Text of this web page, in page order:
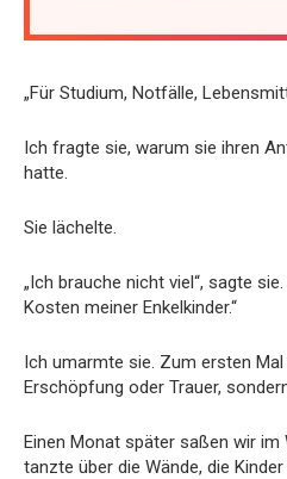
„Für Studium, Notfälle,
Ich fragte sie, warum sie ihren
hatte.
Sie lächelte.
„Ich brauche nicht viel“, sagte
Kosten meiner Enkelkinder.“
Ich umarmte sie. Zum ersten
Erschöpfung oder Trauer,
Einen Monat später saßen wir
tanzte über die Wände, die